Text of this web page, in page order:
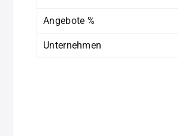
Angebote %
Unternehmen